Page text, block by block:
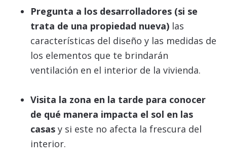
Pregunta a los desarrolladores (si se
trata de una propiedad nueva) las
características del diseño y las medidas de
los elementos que te brindarán
ventilación en el interior de la vivienda.
Visita la zona en la tarde para conocer
de qué manera impacta el sol en las
casas y si este no afecta la frescura del
interior.